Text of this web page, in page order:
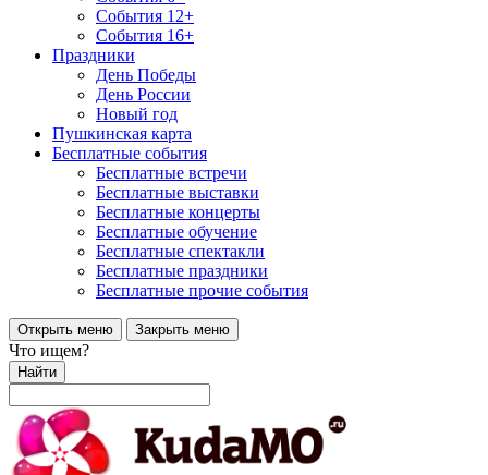
События 12+
События 16+
Праздники
День Победы
День России
Новый год
Пушкинская карта
Бесплатные события
Бесплатные встречи
Бесплатные выставки
Бесплатные концерты
Бесплатные обучение
Бесплатные спектакли
Бесплатные праздники
Бесплатные прочие события
Открыть меню Закрыть меню
Что ищем?
Найти